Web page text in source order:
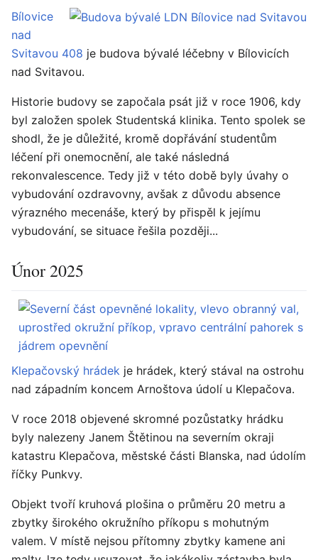
Bílovice
nad
Svitavou 408 je budova bývalé léčebny v Bílovicích
nad Svitavou.
Historie budovy se započala psát již v roce 1906, kdy
byl založen spolek Studentská klinika. Tento spolek se
shodl, že je důležité, kromě dopřávání studentům
léčení při onemocnění, ale také následná
rekonvalescence. Tedy již v této době byly úvahy o
vybudování ozdravovny, avšak z důvodu absence
výrazného mecenáše, který by přispěl k jejímu
vybudování, se situace řešila později...
Únor 2025
Klepačovský hrádek je hrádek, který stával na ostrohu
nad západním koncem Arnoštova údolí u Klepačova.
V roce 2018 objevené skromné pozůstatky hrádku
byly nalezeny Janem Štětinou na severním okraji
katastru Klepačova, městské části Blanska, nad údolím
říčky Punkvy.
Objekt tvoří kruhová plošina o průměru 20 metru a
zbytky širokého okružního příkopu s mohutným
valem. V místě nejsou přítomny zbytky kamene ani